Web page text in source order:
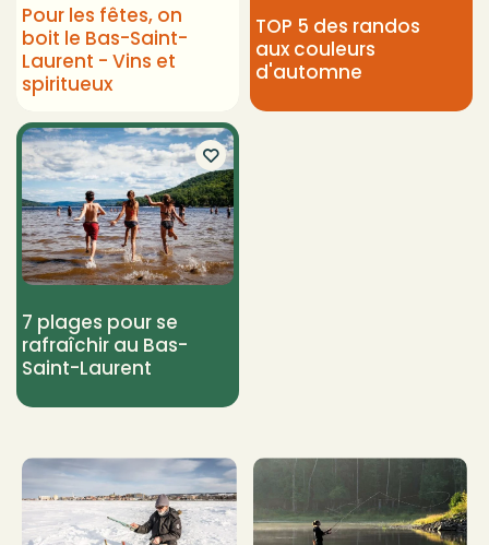
Pour les fêtes, on
boit le Bas-Saint-
Laurent - Vins et
spiritueux
TOP 5 des randos
aux couleurs
d'automne
7 plages pour se
rafraîchir au Bas-
Saint-Laurent